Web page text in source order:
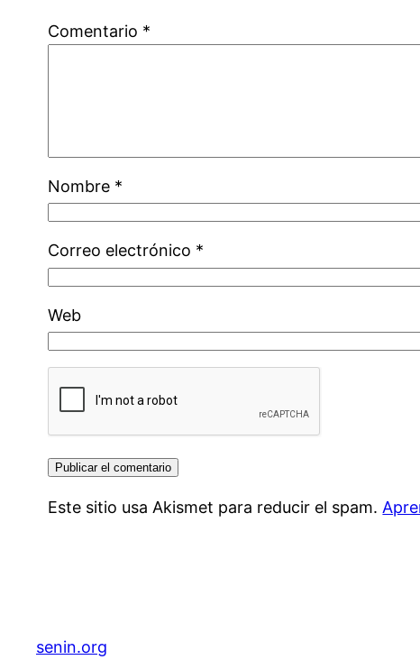
Comentario *
Nombre *
Correo electrónico *
Web
Este sitio usa Akismet para reducir el spam.
senin.org